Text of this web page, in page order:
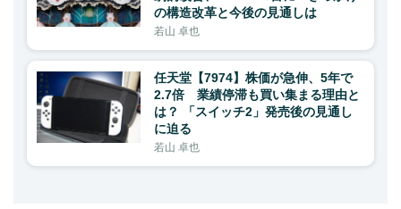
の構造改革と今後の見通しは
若山 卓也
任天堂【7974】株価が急伸、5年で
2.7倍 業績停滞も買い集まる理由と
は？ 「スイッチ2」発売後の見通し
に迫る
若山 卓也